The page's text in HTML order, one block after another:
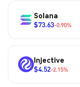
Solana
$73.63-0.90%
Injective
$4.52-2.15%